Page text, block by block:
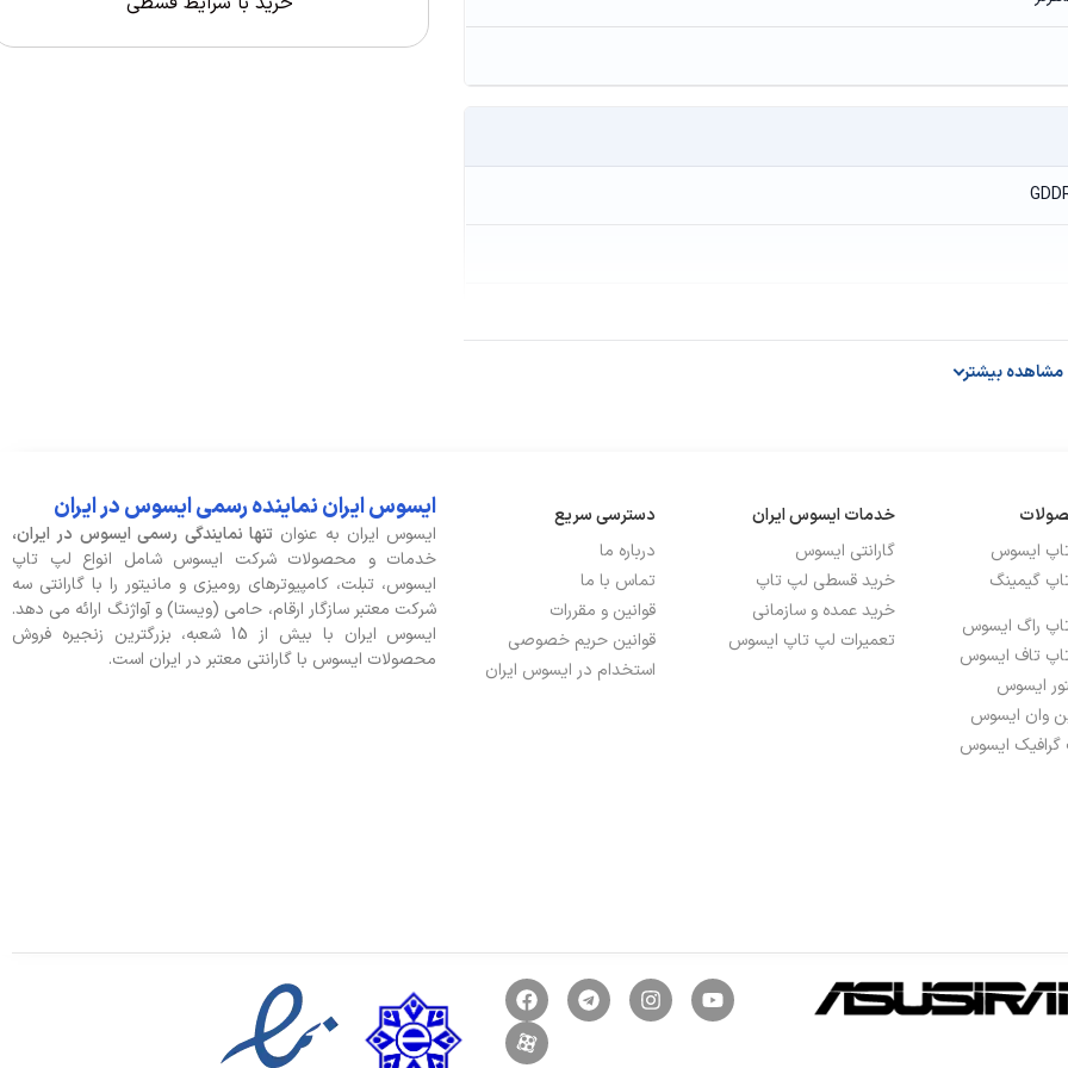
1TB
مشاهده بیشتر
ایسوس
گیمینگ
راگ ایسوس
تاف ایسوس
ایسوس
وان ایسوس
گرافیک ایسوس
خدمات ایسوس ایران
گارانتی ایسوس
خرید قسطی لپ تاپ
خرید عمده و سازمانی
تعمیرات لپ تاپ ایسوس
دسترسی سریع
درباره ما
تماس با ما
قوانین و مقررات
قوانین حریم خصوصی
استخدام در ایسوس ایران
ایسوس ایران نماینده رسمی ایسوس در ایران
ایسوس ایران به عنوان تنها نمایندگی رسمی ایسوس در ایران،
خدمات و محصولات شرکت ایسوس شامل انواع لپ تاپ
ایسوس، تبلت، کامپیوترهای رومیزی و مانیتور را با گارانتی سه
شرکت معتبر سازگار ارقام، حامی (ویستا) و آواژنگ ارائه می دهد.
ایسوس ایران با بیش از 15 شعبه، بزرگترین زنجیره فروش
محصولات ایسوس با گارانتی معتبر در ایران است.